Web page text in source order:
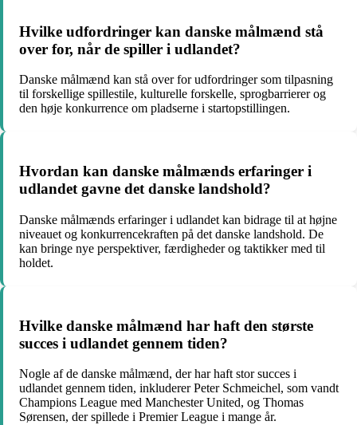
Hvilke udfordringer kan danske målmænd stå
over for, når de spiller i udlandet?
Danske målmænd kan stå over for udfordringer som tilpasning
til forskellige spillestile, kulturelle forskelle, sprogbarrierer og
den høje konkurrence om pladserne i startopstillingen.
Hvordan kan danske målmænds erfaringer i
udlandet gavne det danske landshold?
Danske målmænds erfaringer i udlandet kan bidrage til at højne
niveauet og konkurrencekraften på det danske landshold. De
kan bringe nye perspektiver, færdigheder og taktikker med til
holdet.
Hvilke danske målmænd har haft den største
succes i udlandet gennem tiden?
Nogle af de danske målmænd, der har haft stor succes i
udlandet gennem tiden, inkluderer Peter Schmeichel, som vandt
Champions League med Manchester United, og Thomas
Sørensen, der spillede i Premier League i mange år.